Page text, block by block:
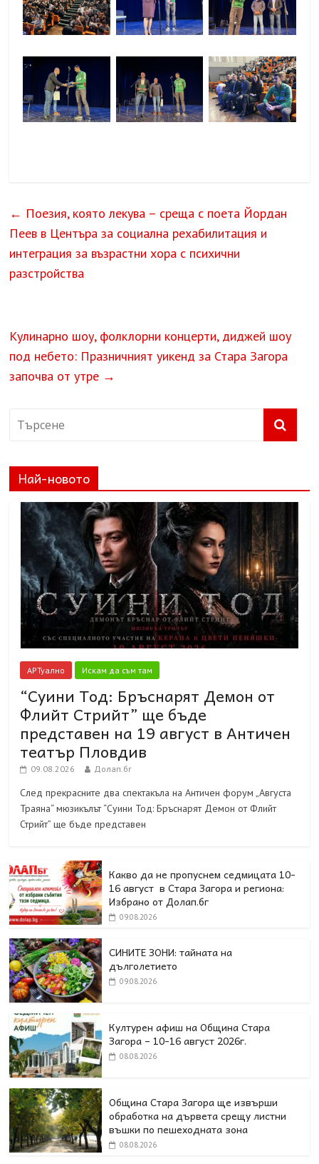
← Поезия, която лекува – среща с поета Йордан
Пеев в Центъра за социална рехабилитация и
интеграция за възрастни хора с психични
разстройства
Кулинарно шоу, фолклорни концерти, диджей шоу
под небето: Празничният уикенд за Стара Загора
започва от утре →
Най-новото
АРТуално Искам да съм там
“Суини Тод: Бръснарят Демон от
Флийт Стрийт” ще бъде
представен на 19 август в Античен
театър Пловдив
09.08.2026 Долап.бг
След прекрасните два спектакъла на Античен форум „Августа
Траяна“ мюзикълът “Суини Тод: Бръснарят Демон от Флийт
Стрийт” ще бъде представен
Какво да не пропуснем седмицата 10-
16 август в Стара Загора и региона:
Избрано от Долап.бг
09.08.2026
СИНИТЕ ЗОНИ: тайната на
дълголетието
09.08.2026
Културен афиш на Община Стара
Загора – 10-16 август 2026г.
08.08.2026
Община Стара Загора ще извърши
обработка на дървета срещу листни
въшки по пешеходната зона
08.08.2026